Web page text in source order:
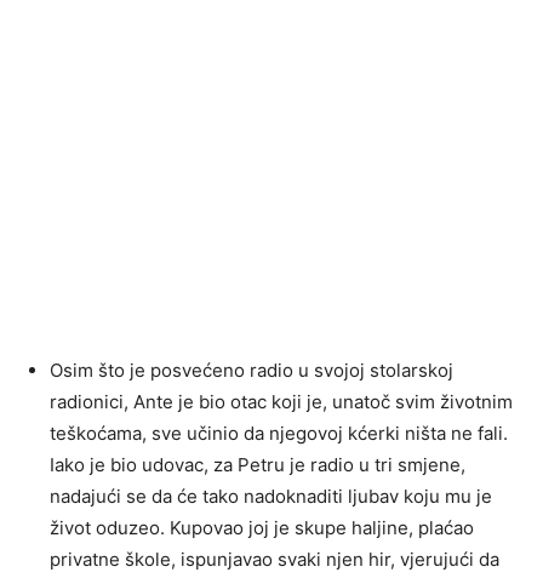
Osim što je posvećeno radio u svojoj stolarskoj
radionici, Ante je bio otac koji je, unatoč svim životnim
teškoćama, sve učinio da njegovoj kćerki ništa ne fali.
Iako je bio udovac, za Petru je radio u tri smjene,
nadajući se da će tako nadoknaditi ljubav koju mu je
život oduzeo. Kupovao joj je skupe haljine, plaćao
privatne škole, ispunjavao svaki njen hir, vjerujući da